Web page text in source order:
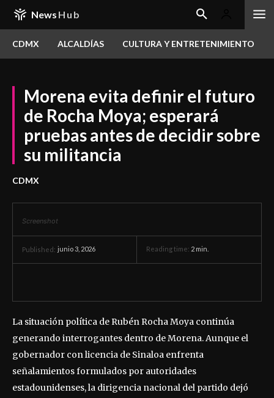
News Hub
CDMX ALCALDÍAS CULTURA Y ENTRETENIMIENTO
Morena evita definir el futuro
de Rocha Moya; esperará
pruebas antes de decidir sobre
su militancia
CDMX
Screenshot
Published: junio 3, 2026 Reading time: 2 min.
La situación política de Rubén Rocha Moya continúa
generando interrogantes dentro de Morena. Aunque el
gobernador con licencia de Sinaloa enfrenta
señalamientos formulados por autoridades
estadounidenses, la dirigencia nacional del partido dejó